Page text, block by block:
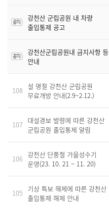
강천산 군립공원 내 차량
출입통제 공고
강천산군립공원내 금지사항 등
안내
108
설 명절 강천산 군립공원
무료개방 안내(2.9~2.12.)
107
대설경보 발령에 따른 강천산
군립공원 출입통제 알림
106
강천산 단풍철 가을성수기
운영(23. 10. 21 ~ 11. 20)
105
기상 특보 해제에 따른 강천산
출입통제 해제 안내